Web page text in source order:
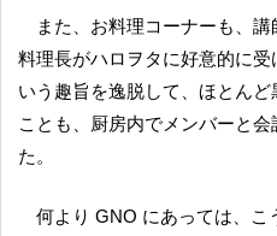
また、お料理コーナーも、講師役の「くろっき」こと黒木
料理長がハロヲタに好意的に
いう趣旨を逸脱して、ほとん
ことも、厨房内でメンバーと
た。
何より GNO にあっては、こうしたコーナーを視聴者とい